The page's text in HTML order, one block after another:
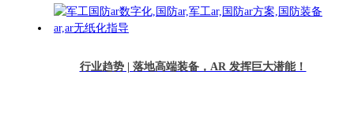
行业趋势 | 落地高端装备，AR 发挥巨大潜能！